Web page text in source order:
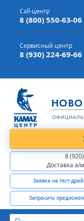
г. Вязники,ул.
Доставка а/м,по всей
Call-центр
8 (800) 550-63-06
Сервисный центр
8 (930) 224-69-66
8
Доставка а/
Заявка на тест-
Запросить